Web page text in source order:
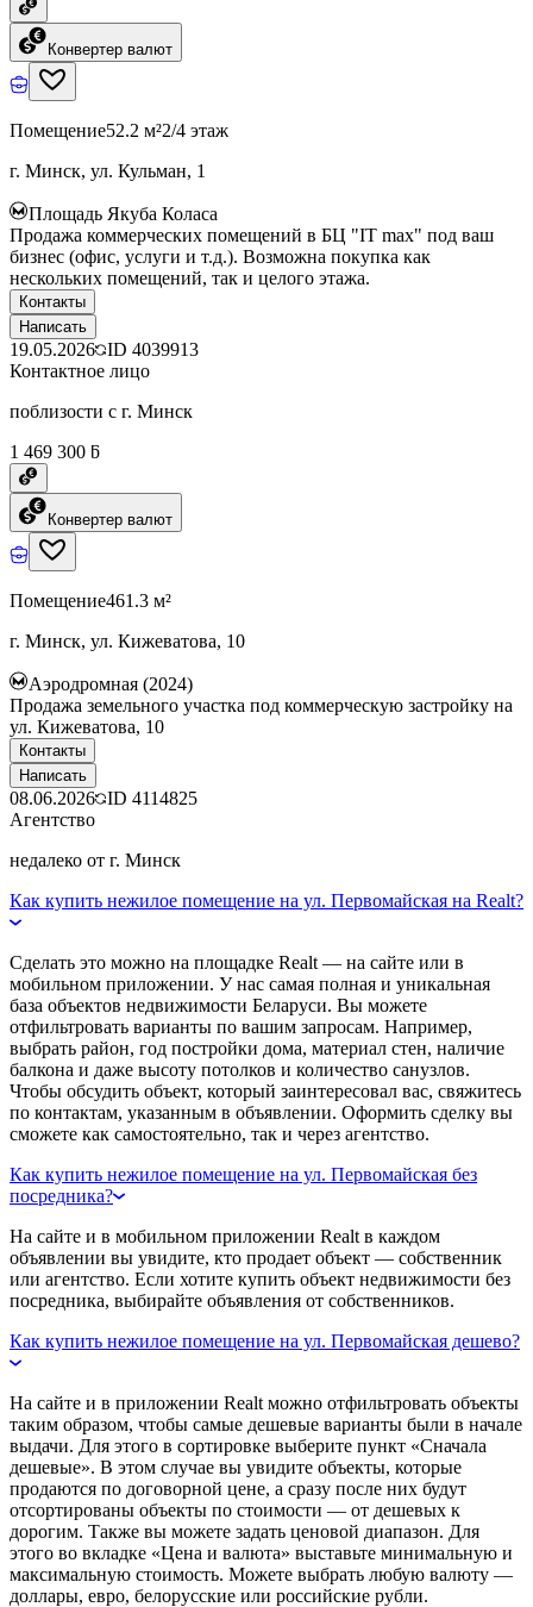
Конвертер валют
Помещение52.2 м²2/4 этаж
г. Минск, ул. Кульман, 1
Площадь Якуба Коласа
Продажа коммерческих помещений в БЦ "IT max" под ваш
бизнес (офис, услуги и т.д.). Возможна покупка как
нескольких помещений, так и целого этажа.
Контакты
Написать
19.05.2026 ID 4039913
Контактное лицо
поблизости с г. Минск
1 469 300 ƃ
Конвертер валют
Помещение461.3 м²
г. Минск, ул. Кижеватова, 10
Аэродромная (2024)
Продажа земельного участка под коммерческую застройку на
ул. Кижеватова, 10
Контакты
Написать
08.06.2026 ID 4114825
Агентство
недалеко от г. Минск
Как купить нежилое помещение на ул. Первомайская на Realt?
Сделать это можно на площадке Realt — на сайте или в
мобильном приложении. У нас самая полная и уникальная
база объектов недвижимости Беларуси. Вы можете
отфильтровать варианты по вашим запросам. Например,
выбрать район, год постройки дома, материал стен, наличие
балкона и даже высоту потолков и количество санузлов.
Чтобы обсудить объект, который заинтересовал вас, свяжитесь
по контактам, указанным в объявлении. Оформить сделку вы
сможете как самостоятельно, так и через агентство.
Как купить нежилое помещение на ул. Первомайская без
посредника?
На сайте и в мобильном приложении Realt в каждом
объявлении вы увидите, кто продает объект — собственник
или агентство. Если хотите купить объект недвижимости без
посредника, выбирайте объявления от собственников.
Как купить нежилое помещение на ул. Первомайская дешево?
На сайте и в приложении Realt можно отфильтровать объекты
таким образом, чтобы самые дешевые варианты были в начале
выдачи. Для этого в сортировке выберите пункт «Сначала
дешевые». В этом случае вы увидите объекты, которые
продаются по договорной цене, а сразу после них будут
отсортированы объекты по стоимости — от дешевых к
дорогим. Также вы можете задать ценовой диапазон. Для
этого во вкладке «Цена и валюта» выставьте минимальную и
максимальную стоимость. Можете выбрать любую валюту —
доллары, евро, белорусские или российские рубли.